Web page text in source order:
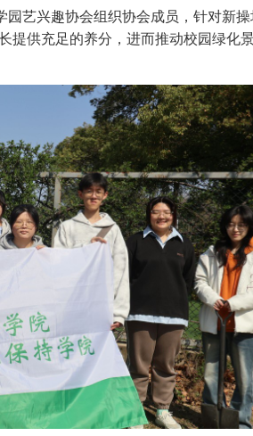
艺兴趣协会组织协会成员，针对新
供充足的养分，进而推动校园绿化景